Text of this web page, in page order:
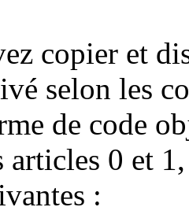
copier et
selon les
de code
articles 0 et
: